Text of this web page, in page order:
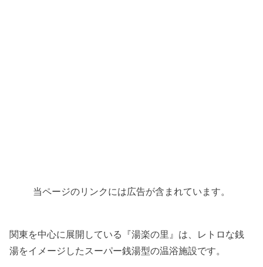
当ページのリンクには広告が含まれています。
関東を中心に展開している『湯楽の里』は、レトロな銭
湯をイメージしたスーパー銭湯型の温浴施設です。